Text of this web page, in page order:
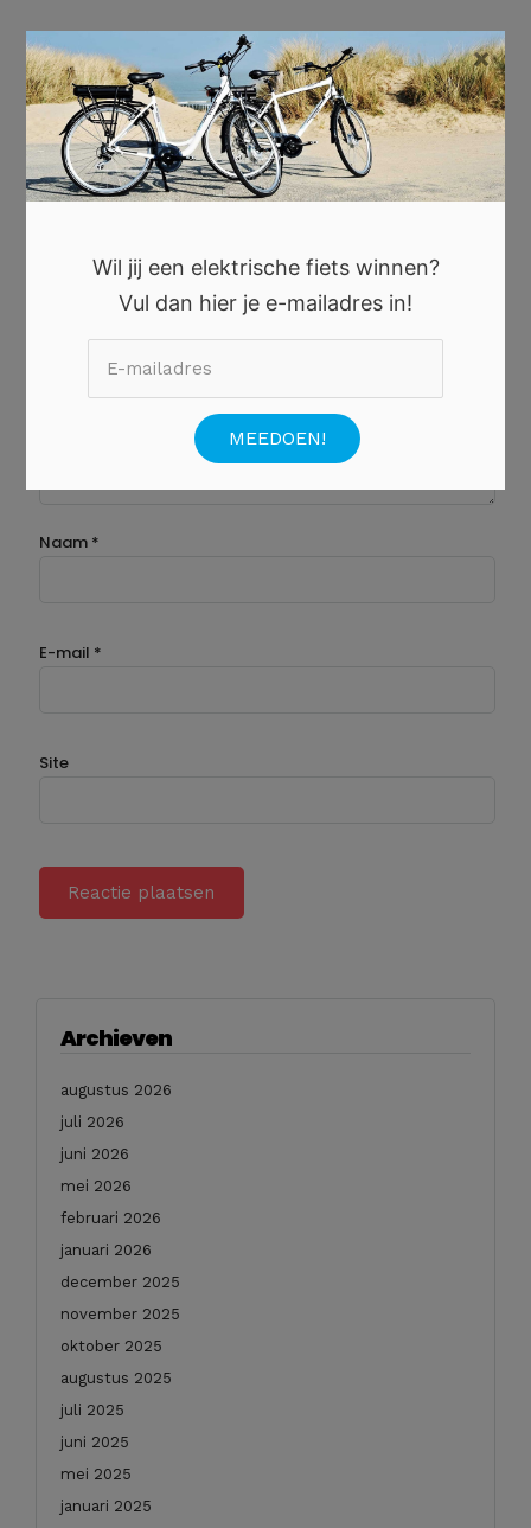
Laat een reactie achter
Naam *
E-mail *
Site
Archieven
augustus 2026
juli 2026
juni 2026
mei 2026
februari 2026
januari 2026
december 2025
november 2025
oktober 2025
augustus 2025
juli 2025
juni 2025
mei 2025
januari 2025
Wil jij een elektrische fiets winnen?
Vul dan hier je e-mailadres in!
×